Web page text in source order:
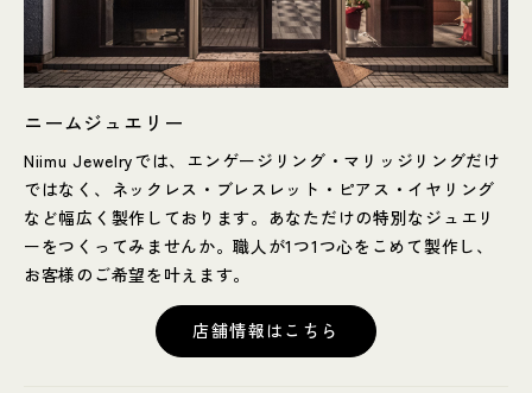
ニームジュエリー
Niimu Jewelryでは、エンゲージリング・マリッジリングだけ
ではなく、ネックレス・ブレスレット・ピアス・イヤリング
など幅広く製作しております。あなただけの特別なジュエリ
ーをつくってみませんか。職人が1つ1つ心をこめて製作し、
お客様のご希望を叶えます。
店舗情報はこちら